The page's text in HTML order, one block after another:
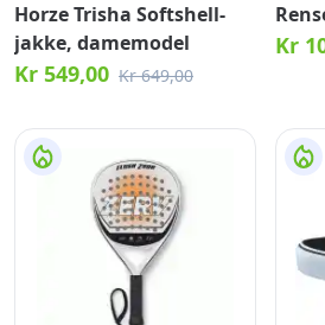
Horze Trisha Softshell-
jakke, damemodel
Kr 549,00 Kr 649,00
Kr